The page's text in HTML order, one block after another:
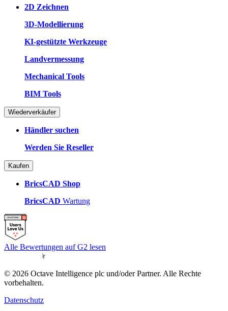
2D Zeichnen
3D-Modellierung
KI-gestützte Werkzeuge
Landvermessung
Mechanical Tools
BIM Tools
Wiederverkäufer
Händler suchen
Werden Sie Reseller
Kaufen
BricsCAD Shop
BricsCAD Wartung
Alle Bewertungen auf G2 lesen
© 2026 Octave Intelligence plc und/oder Partner. Alle Rechte
vorbehalten.
Datenschutz